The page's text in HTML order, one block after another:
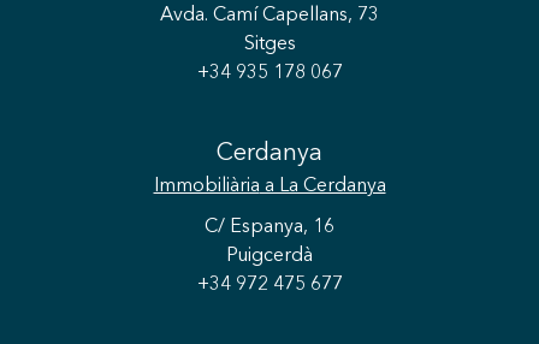
Avda. Camí Capellans, 73
Sitges
+34 935 178 067
Cerdanya
Immobiliària a La Cerdanya
C/ Espanya, 16
Puigcerdà
+34 972 475 677